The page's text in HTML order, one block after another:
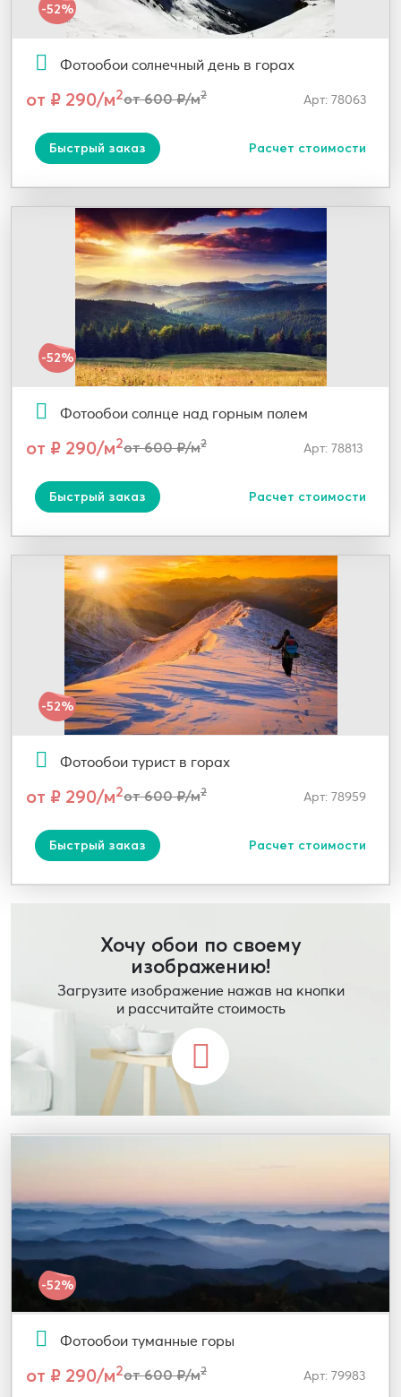
-52%
Фотообои солнечный день в горах
от ₽ 290/м2от 600 ₽/м2 Арт: 78063
Быстрый заказ Расчет стоимости
-52%
Фотообои солнце над горным полем
от ₽ 290/м2от 600 ₽/м2 Арт: 78813
Быстрый заказ Расчет стоимости
-52%
Фотообои турист в горах
от ₽ 290/м2от 600 ₽/м2 Арт: 78959
Быстрый заказ Расчет стоимости
Хочу обои по своему
изображению!
Загрузите изображение нажав на кнопки
и рассчитайте стоимость
-52%
Фотообои туманные горы
от ₽ 290/м2от 600 ₽/м2 Арт: 79983